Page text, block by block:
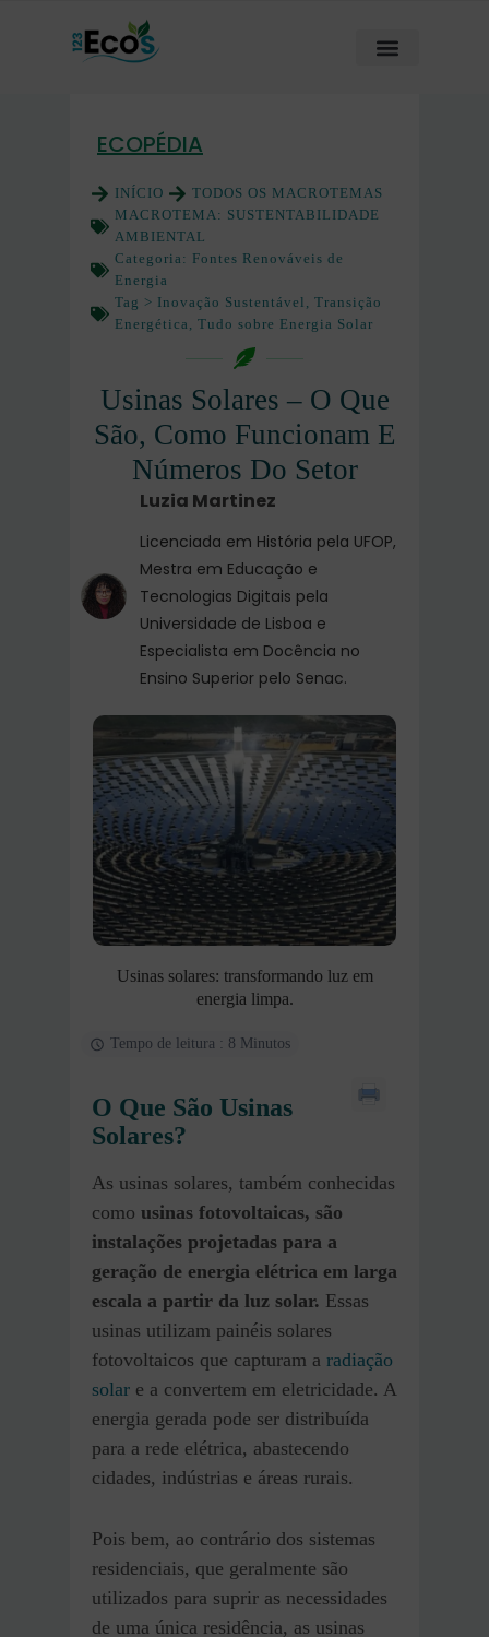
ECOPÉDIA
INÍCIO
TODOS OS MACROTEMAS
MACROTEMA: SUSTENTABILIDADE
AMBIENTAL
Categoria: Fontes Renováveis de
Energia
Tag > Inovação Sustentável , Transição
Energética , Tudo sobre Energia Solar
Usinas Solares – O Que
São, Como Funcionam E
Números Do Setor
Luzia Martinez
Licenciada em História pela UFOP,
Mestra em Educação e
Tecnologias Digitais pela
Universidade de Lisboa e
Especialista em Docência no
Ensino Superior pelo Senac.
Usinas solares: transformando luz em
energia limpa.
Tempo de leitura : 8 Minutos
O Que São Usinas
Solares?
As usinas solares, também conhecidas
como usinas fotovoltaicas, são
instalações projetadas para a
geração de energia elétrica em larga
escala a partir da luz solar. Essas
usinas utilizam painéis solares
fotovoltaicos que capturam a radiação
solar e a convertem em eletricidade. A
energia gerada pode ser distribuída
para a rede elétrica, abastecendo
cidades, indústrias e áreas rurais.
Pois bem, ao contrário dos sistemas
residenciais, que geralmente são
utilizados para suprir as necessidades
de uma única residência, as usinas